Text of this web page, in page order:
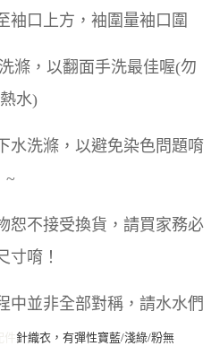
袖口上方，袖圍量袖口圍
滌，以翻面手洗最佳喔(勿
水)
水洗滌，以避免染色問題唷
~
恕不接受換貨，請買家務必
寸唷！
中並非全部對稱，請水水們
針織衣，有彈性寶藍/淺綠/粉無